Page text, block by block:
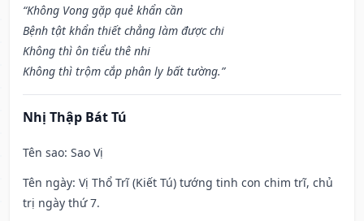
“Không Vong gặp quẻ khẩn cần
Bệnh tật khẩn thiết chẳng làm được chi
Không thì ôn tiểu thê nhi
Không thì trộm cắp phân ly bất tường.”
Nhị Thập Bát Tú
Tên sao: Sao Vị
Tên ngày: Vị Thổ Trĩ (Kiết Tú) tướng tinh con chim trĩ, chủ
trị ngày thứ 7.